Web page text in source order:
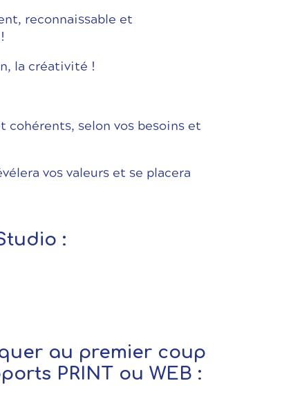
reconnaissable et
la créativité !
selon vos besoins et
vos valeurs et se placera
:
au premier coup
PRINT ou WEB :